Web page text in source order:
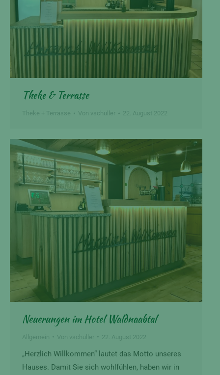
Theke & Terrasse
Theke + Terrasse Von vschuller 22. August 2022
Neuerungen im Hotel Waldnaabtal
Allgemein Von vschuller 22. August 2022
„Herzlich Willkommen“ lautet das Motto unseres
Hauses. Damit Sie sich wohlfühlen, haben wir in